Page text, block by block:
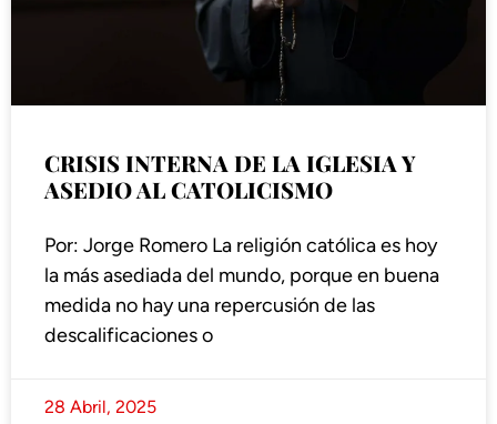
CRISIS INTERNA DE LA IGLESIA Y
ASEDIO AL CATOLICISMO
Por: Jorge Romero La religión católica es hoy
la más asediada del mundo, porque en buena
medida no hay una repercusión de las
descalificaciones o
28 Abril, 2025